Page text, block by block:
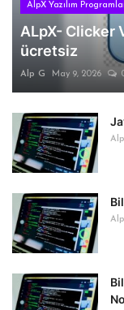
AlpX Yazılım
ALpX- Clicker
ücretsiz
Alp G May 9, 2026